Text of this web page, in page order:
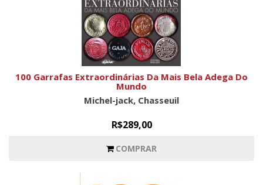
100 Garrafas Extraordinárias Da Mais Bela Adega Do
Mundo
Michel-jack, Chasseuil
R$289,00
COMPRAR